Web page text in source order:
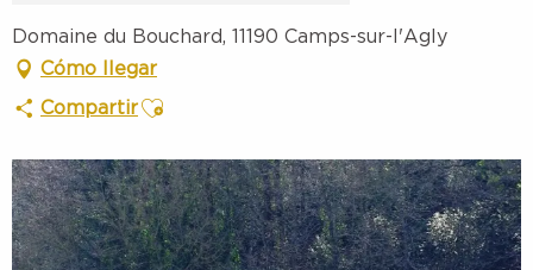
Domaine du Bouchard, 11190 Camps-sur-l'Agly
Cómo llegar
CompartirAjouter aux favoris